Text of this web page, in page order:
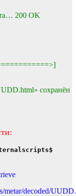
200 OK
сохранён
metar/decoded/